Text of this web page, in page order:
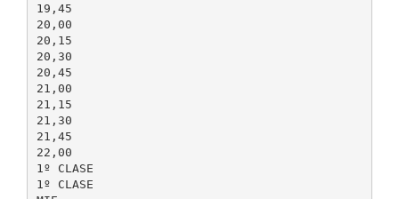
19,45
20,00
20,15
20,30
20,45
21,00
21,15
21,30
21,45
22,00
1º CLASE
1º CLASE